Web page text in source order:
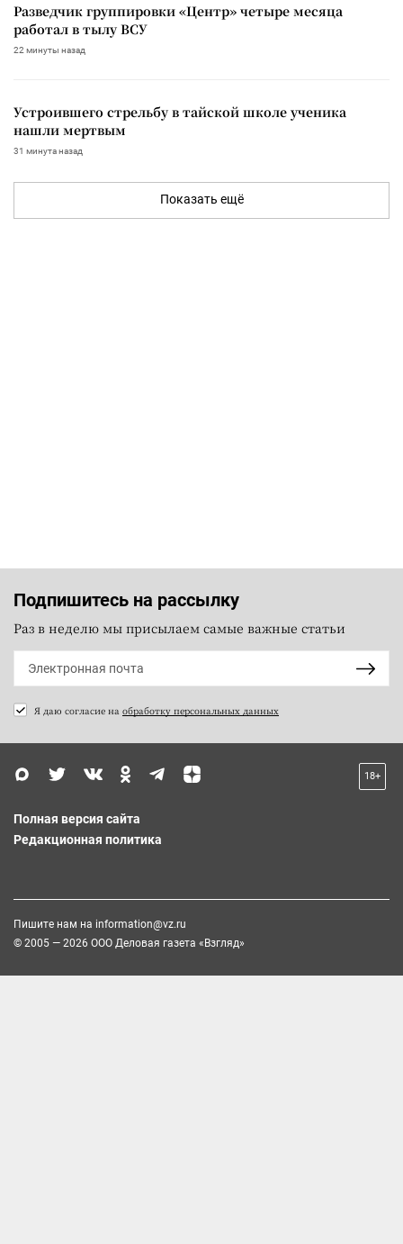
Разведчик группировки «Центр» четыре месяца
работал в тылу ВСУ
22 минуты назад
Устроившего стрельбу в тайской школе ученика
нашли мертвым
31 минута назад
Показать ещё
Подпишитесь на рассылку
Раз в неделю мы присылаем самые важные статьи
Я даю согласие на обработку персональных данных
18+
Полная версия сайта
Редакционная политика
Пишите нам на information@vz.ru
© 2005 — 2026 ООО Деловая газета «Взгляд»